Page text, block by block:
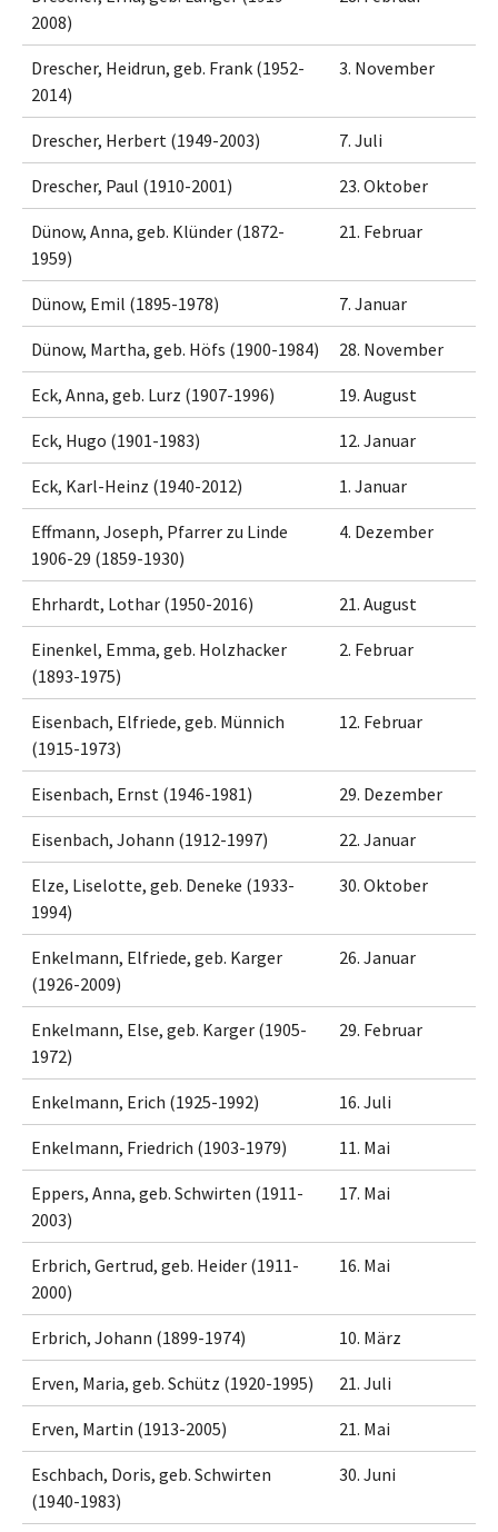
2008)
Drescher, Heidrun, geb. Frank (1952-
2014)
3. November
Drescher, Herbert (1949-2003) 7. Juli
Drescher, Paul (1910-2001) 23. Oktober
Dünow, Anna, geb. Klünder (1872-
1959)
21. Februar
Dünow, Emil (1895-1978) 7. Januar
Dünow, Martha, geb. Höfs (1900-1984) 28. November
Eck, Anna, geb. Lurz (1907-1996) 19. August
Eck, Hugo (1901-1983) 12. Januar
Eck, Karl-Heinz (1940-2012) 1. Januar
Effmann, Joseph, Pfarrer zu Linde
1906-29 (1859-1930)
4. Dezember
Ehrhardt, Lothar (1950-2016) 21. August
Einenkel, Emma, geb. Holzhacker
(1893-1975)
2. Februar
Eisenbach, Elfriede, geb. Münnich
(1915-1973)
12. Februar
Eisenbach, Ernst (1946-1981) 29. Dezember
Eisenbach, Johann (1912-1997) 22. Januar
Elze, Liselotte, geb. Deneke (1933-
1994)
30. Oktober
Enkelmann, Elfriede, geb. Karger
(1926-2009)
26. Januar
Enkelmann, Else, geb. Karger (1905-
1972)
29. Februar
Enkelmann, Erich (1925-1992) 16. Juli
Enkelmann, Friedrich (1903-1979) 11. Mai
Eppers, Anna, geb. Schwirten (1911-
2003)
17. Mai
Erbrich, Gertrud, geb. Heider (1911-
2000)
16. Mai
Erbrich, Johann (1899-1974) 10. März
Erven, Maria, geb. Schütz (1920-1995) 21. Juli
Erven, Martin (1913-2005) 21. Mai
Eschbach, Doris, geb. Schwirten
(1940-1983)
30. Juni